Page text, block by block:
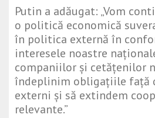
Putin a adăugat: „Vom
o politică economică
în politica externă în
interesele noastre
companiilor și cetățenilor
îndeplinim obligațiile față
externi și să extindem
relevante.”